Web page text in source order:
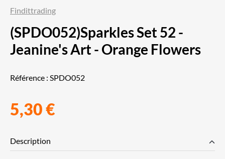
Findittrading
(SPDO052)Sparkles Set 52 -
Jeanine's Art - Orange Flowers
Référence : SPDO052
5,30 €
Description